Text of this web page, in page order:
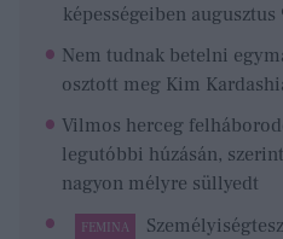
képességeiben augusztus
Nem tudnak betelni
osztott meg Kim
Vilmos herceg
legutóbbi húzásán,
nagyon mélyre süllyedt
FEMINA